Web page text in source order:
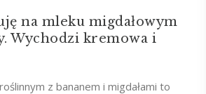
na mleku migdałowym
Wychodzi kremowa i
z bananem i migdałami to